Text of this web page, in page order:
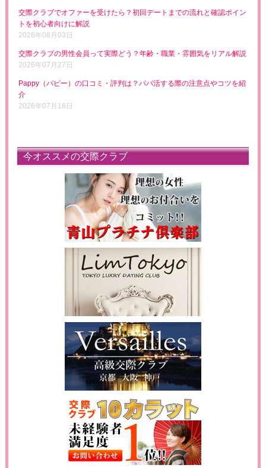
交際クラブでオファーを受けたら？初回デートまでの流れと確認ポイン
トを初心者向けに解説
2026年08月03日
交際クラブの男性会員って実際どう？年齢・職業・雰囲気をリアル解説
2026年07月27日
Pappy（パピー）の口コミ・評判は？パパ活する際の注意点やコツを紹
介
2026年07月16日
今オススメの交際クラブ